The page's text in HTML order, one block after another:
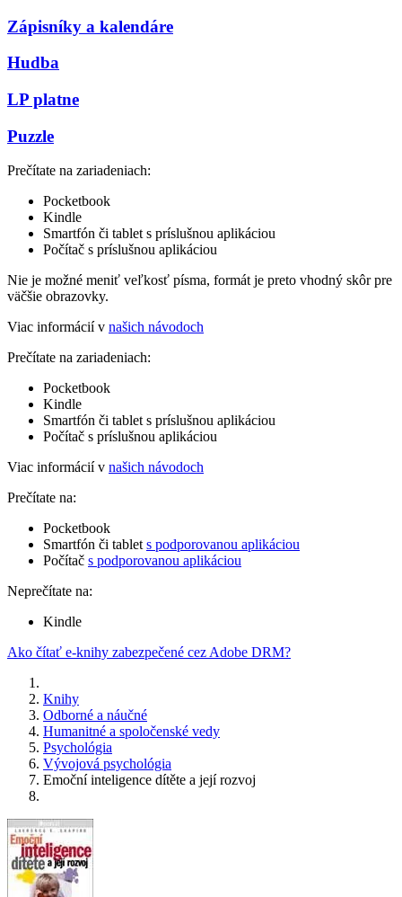
Zápisníky a kalendáre
Hudba
LP platne
Puzzle
Prečítate na zariadeniach:
Pocketbook
Kindle
Smartfón či tablet s príslušnou aplikáciou
Počítač s príslušnou aplikáciou
Nie je možné meniť veľkosť písma, formát je preto vhodný skôr pre
väčšie obrazovky.
Viac informácií v našich návodoch
Prečítate na zariadeniach:
Pocketbook
Kindle
Smartfón či tablet s príslušnou aplikáciou
Počítač s príslušnou aplikáciou
Viac informácií v našich návodoch
Prečítate na:
Pocketbook
Smartfón či tablet s podporovanou aplikáciou
Počítač s podporovanou aplikáciou
Neprečítate na:
Kindle
Ako čítať e-knihy zabezpečené cez Adobe DRM?
Knihy
Odborné a náučné
Humanitné a spoločenské vedy
Psychológia
Vývojová psychológia
Emoční inteligence dítěte a její rozvoj